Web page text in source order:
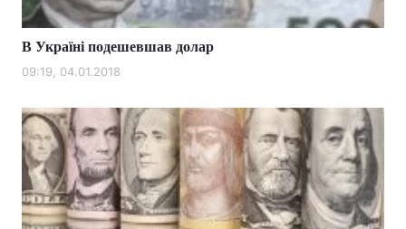
В Україні подешевшав долар
09:19, 04.01.2018